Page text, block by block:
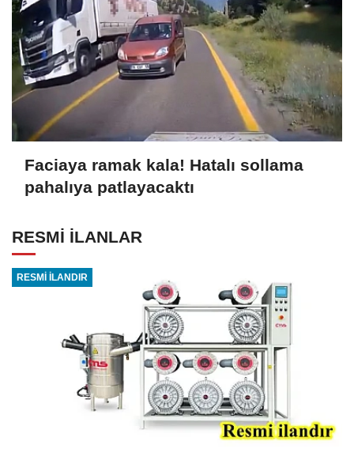
Faciaya ramak kala! Hatalı sollama
pahalıya patlayacaktı
RESMİ İLANLAR
RESMİ İLANDIR